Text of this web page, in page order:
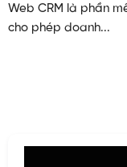
Web CRM là phần
cho phép doanh...